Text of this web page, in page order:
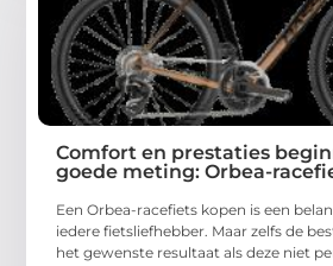
Comfort en prestaties
goede meting: Orbea-
Een Orbea-racefiets kopen is een
iedere fietsliefhebber. Maar zelfs de
het gewenste resultaat als deze niet